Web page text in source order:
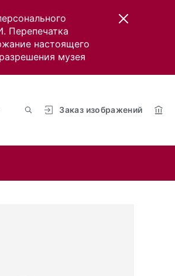
Перепечатка
настоящего
музея
Заказ изображений